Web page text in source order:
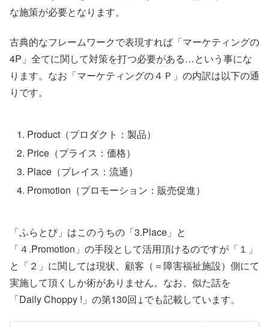
な施策が必要となります。
古典的なフレームワークで表現すれば「マーケティングの
4P」全てに関して対策を打つ必要がある…という事にな
ります。なお「マーケティングの４Ｐ」の内訳は以下の通
りです。
Product（プロダクト：製品）
Price（プライス：価格）
Place（プレイス：流通）
Promotion（プロモーション：販売促進）
「ふらとぴ」はこのうちの「3.Place」と
「４.Promotion」の手段として活用頂けるのですが「１」
と「２」に関しては現状、顧客（＝障害福祉施設）側にて
実施して頂くしか術がありません。なお、似た話を
「Daily Choppy !」の第130回↓でも記載しています。